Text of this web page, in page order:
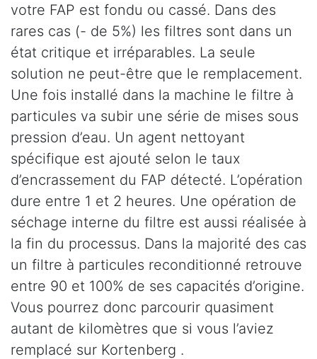
votre FAP est fondu ou cassé. Dans des
rares cas (- de 5%) les filtres sont dans un
état critique et irréparables. La seule
solution ne peut-être que le remplacement.
Une fois installé dans la machine le filtre à
particules va subir une série de mises sous
pression d’eau. Un agent nettoyant
spécifique est ajouté selon le taux
d’encrassement du FAP détecté. L’opération
dure entre 1 et 2 heures. Une opération de
séchage interne du filtre est aussi réalisée à
la fin du processus. Dans la majorité des cas
un filtre à particules reconditionné retrouve
entre 90 et 100% de ses capacités d’origine.
Vous pourrez donc parcourir quasiment
autant de kilomètres que si vous l’aviez
remplacé sur Kortenberg .